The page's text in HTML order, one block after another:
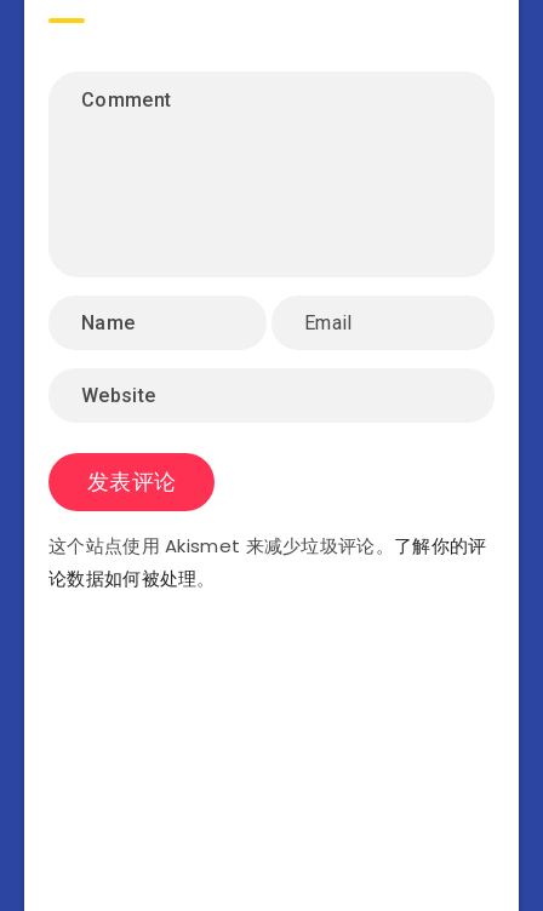
这个站点使用 Akismet 来减少垃圾评论。 了解你的评
论数据如何被处理。